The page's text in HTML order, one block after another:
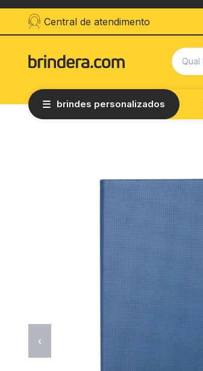
Central de atendimento
brindes personalizados
‹